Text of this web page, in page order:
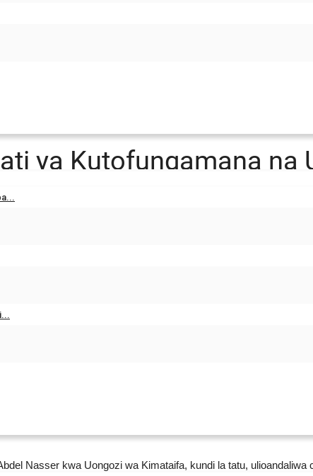
kwa Uongozi wa Kimataifa
ya Kutofungamana na
Udhamini wa Nasser
Nasser kwa Uongozi wa Kimataifa, kundi la tatu, ulioandaliwa